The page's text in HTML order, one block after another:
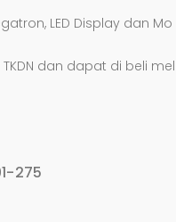
LED Display dan Mo
dan dapat di beli mel
275